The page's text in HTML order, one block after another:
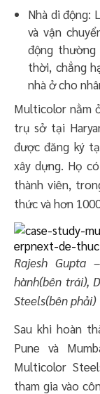
Nhà di động:
và vận
động
thời, chẳng
nhà ở cho
Multicolor nằm
trụ sở tại
được đăng ký
xây dựng. Họ
thành viên,
thức và hơn
Rajesh Gupta
hành(bên trái),
Steels(bên phải)
Sau khi hoàn
Pune và
Multicolor
tham gia vào